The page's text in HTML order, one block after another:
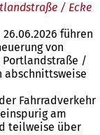
/ Ecke
führen
von
Portlandstraße /
abschnittsweise
Fahrradverkehr
am
teilweise über